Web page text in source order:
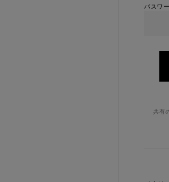
パスワ
共有